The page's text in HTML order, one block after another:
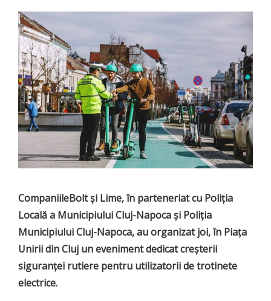
CompaniileBolt și Lime, în parteneriat cu Poliția
Locală a Municipiului Cluj-Napoca și Poliția
Municipiului Cluj-Napoca, au organizat joi, în Piața
Unirii din Cluj un eveniment dedicat creșterii
siguranței rutiere pentru utilizatorii de trotinete
electrice.